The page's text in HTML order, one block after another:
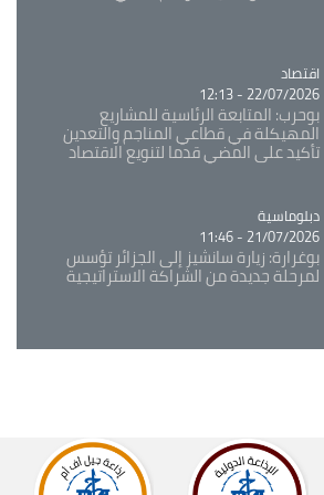
Catégorie
اقتصاد
22/07/2026 - 12:13
بوحرب: المتابعة الرئاسية للمشاريع
المهيكلة في قطاعي المناجم والتعدين
تأكيد على المضي قدما لتنويع الاقتصاد
Catégorie
دبلوماسية
21/07/2026 - 11:46
بوغرارة: زيارة سانشيز إلى الجزائر تؤسس
لمرحلة جديدة من الشراكة الاستراتيجية